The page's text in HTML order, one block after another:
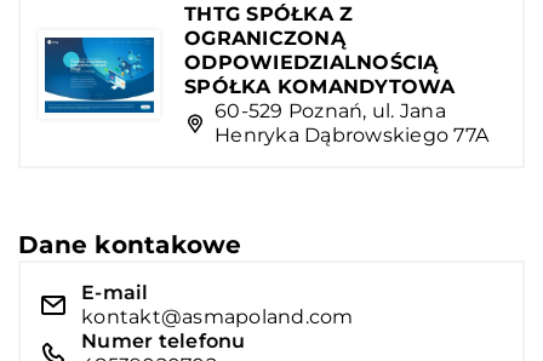
THTG SPÓŁKA Z
OGRANICZONĄ
ODPOWIEDZIALNOŚCIĄ
SPÓŁKA KOMANDYTOWA
60-529 Poznań, ul. Jana
Henryka Dąbrowskiego 77A
Dane kontakowe
E-mail
kontakt@asmapoland.com
Numer telefonu